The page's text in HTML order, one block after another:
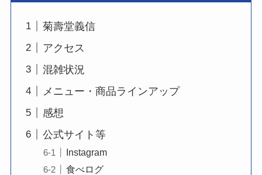
菊壽堂義信
アクセス
混雑状況
メニュー・商品ラインアップ
感想
公式サイト等
Instagram
食べログ